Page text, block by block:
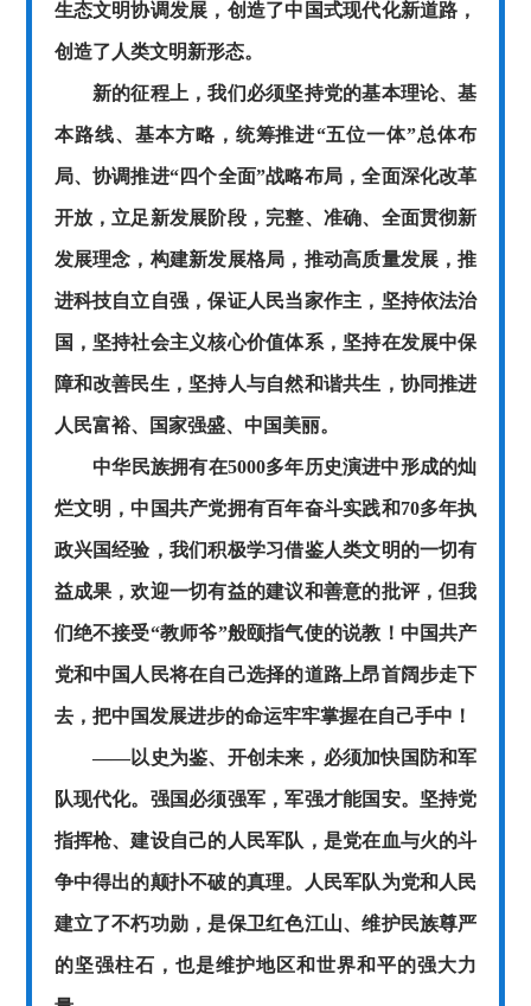
生态文明协调发展，创造了中国式现代化新道路，
创造了人类文明新形态。
新的征程上，我们必须坚持党的基本理论、基
本路线、基本方略，统筹推进“五位一体”总体布
局、协调推进“四个全面”战略布局，全面深化改革
开放，立足新发展阶段，完整、准确、全面贯彻新
发展理念，构建新发展格局，推动高质量发展，推
进科技自立自强，保证人民当家作主，坚持依法治
国，坚持社会主义核心价值体系，坚持在发展中保
障和改善民生，坚持人与自然和谐共生，协同推进
人民富裕、国家强盛、中国美丽。
中华民族拥有在5000多年历史演进中形成的灿
烂文明，中国共产党拥有百年奋斗实践和70多年执
政兴国经验，我们积极学习借鉴人类文明的一切有
益成果，欢迎一切有益的建议和善意的批评，但我
们绝不接受“教师爷”般颐指气使的说教！中国共产
党和中国人民将在自己选择的道路上昂首阔步走下
去，把中国发展进步的命运牢牢掌握在自己手中！
——以史为鉴、开创未来，必须加快国防和军
队现代化。强国必须强军，军强才能国安。坚持党
指挥枪、建设自己的人民军队，是党在血与火的斗
争中得出的颠扑不破的真理。人民军队为党和人民
建立了不朽功勋，是保卫红色江山、维护民族尊严
的坚强柱石，也是维护地区和世界和平的强大力